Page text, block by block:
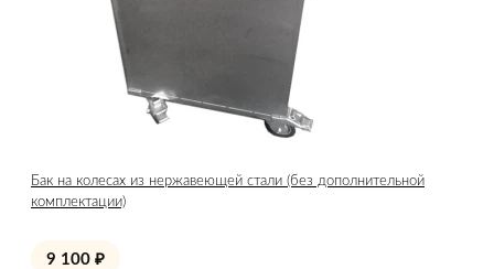
Бак на колесах из нержавеющей стали (без дополнительной
комплектации)
9 100 ₽